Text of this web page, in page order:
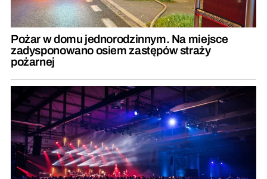
Pożar w domu jednorodzinnym. Na miejsce
zadysponowano osiem zastępów straży
pożarnej